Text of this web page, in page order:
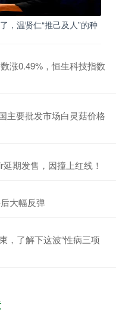
，温贤仁“推己及人”的种
涨0.49%，恒生科技指数
主要批发市场白灵菇价格
期发售，因撞上红线！
大幅反弹
，了解下这波“性病三项